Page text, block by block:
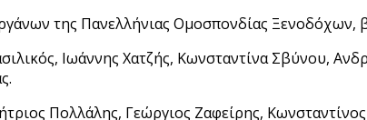
της Πανελλήνιας Ομοσπονδίας
Ιωάννης Χατζής, Κωνσταντίνα Σβύνου,
Πολλάλης, Γεώργιος Ζαφείρης,